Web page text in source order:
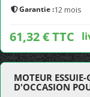
Garantie :12 mois
61,32 € TTC
MOTEUR
D'OCCASION